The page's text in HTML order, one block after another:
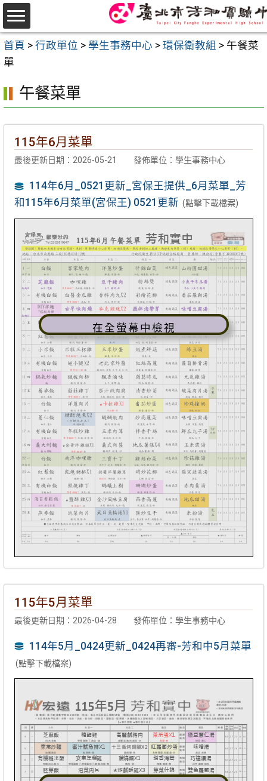
跳
至
主
要
區
首頁 > 行政單位 > 學生事務中心 > 環保衛教組 > 午餐菜
單
午餐菜單
115年6月菜單
最後更新日期：2026-05-21 發佈單位：學生事務中心
114年6月_0521更新_宮保王提供_6月菜單_芳
和115年6月菜單(宮保王) 0521更新 (點擊下載檔案)
在全螢幕中檢視
115年5月菜單
最後更新日期：2026-04-28 發佈單位：學生事務中心
114年5月_0424更新_0424再審-芳和中5月菜單
(點擊下載檔案)
選
單